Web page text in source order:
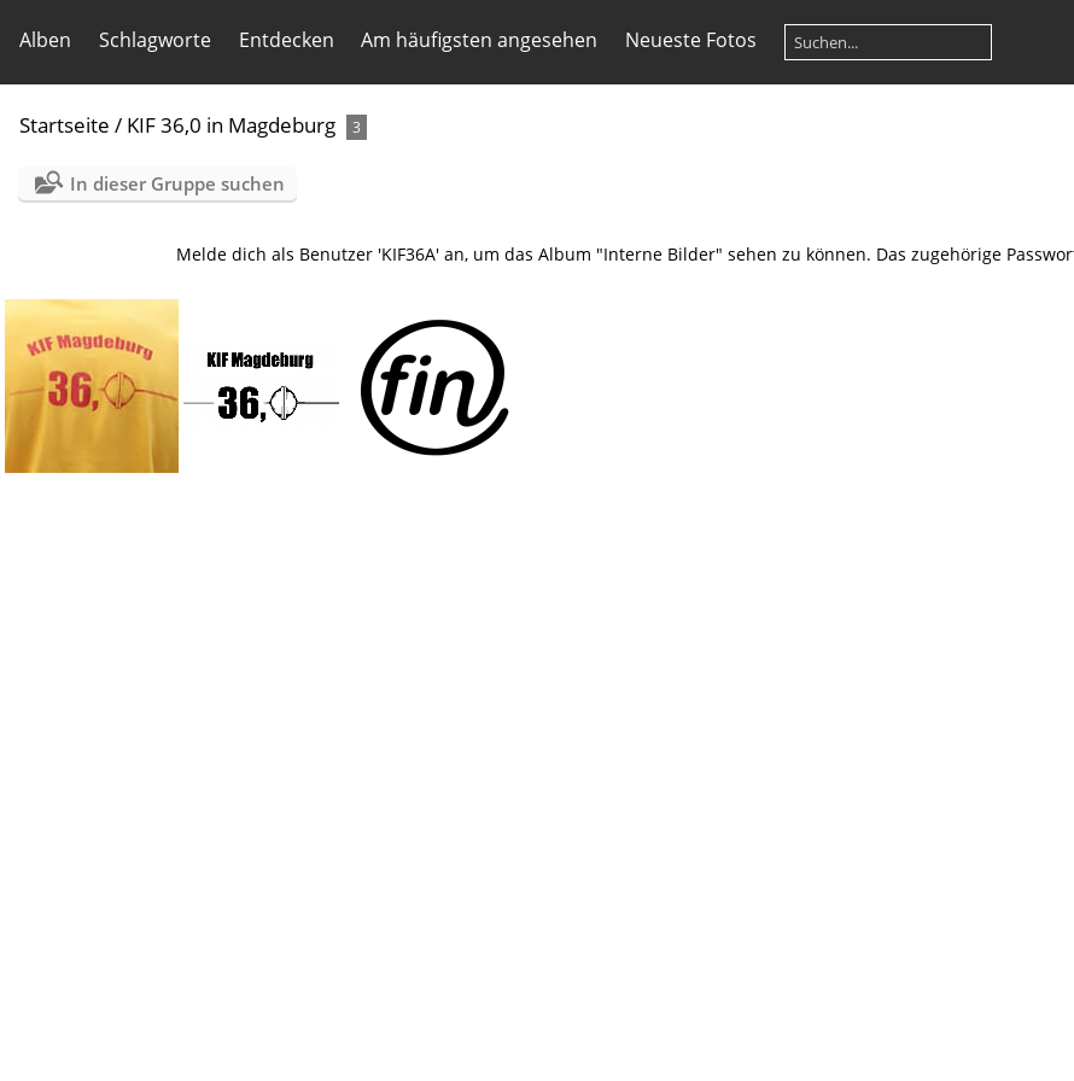
Alben Schlagworte Entdecken Am häufigsten angesehen Neueste Fotos
Startseite / KIF 36,0 in Magdeburg 3
In dieser Gruppe suchen
Melde dich als Benutzer 'KIF36A' an, um das Album "Interne Bilder" sehen zu können. Das zugehörige